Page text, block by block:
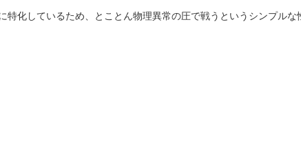
特化しているため、とことん物理異常の圧で戦うというシンプルな